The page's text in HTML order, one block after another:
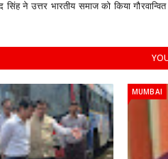
सिंह ने उत्तर भारतीय समाज को किया
MUMBAI